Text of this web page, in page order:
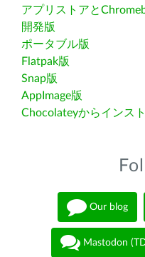
アプリストアと
開発版
ポータブル版
Flatpak版
Snap版
AppImage版
Chocolateyからインス
Our blog
Mastodon